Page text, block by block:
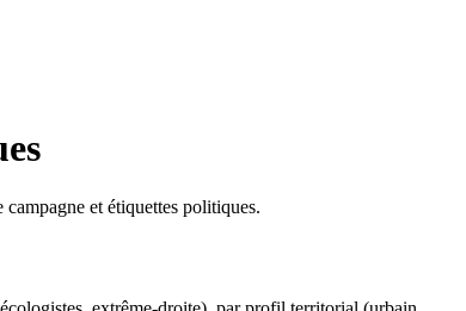
et étiquettes politiques.